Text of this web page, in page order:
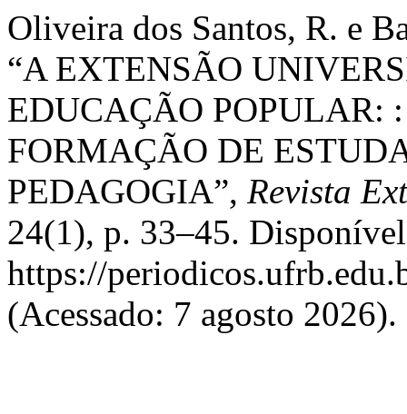
Oliveira dos Santos, R. e
“A EXTENSÃO
EDUCAÇÃO POPULAR:
FORMAÇÃO DE
PEDAGOGIA”, Revista
24(1), p. 33–45.
https://
(Acessado: 7 agosto 2026).